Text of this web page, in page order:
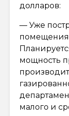
долларов:
— Уже
мощность
малого и